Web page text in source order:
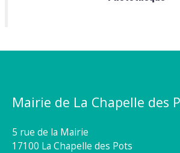
Mairie de La Chapelle des
5 rue de la Mairie
17100 La Chapelle des Pots